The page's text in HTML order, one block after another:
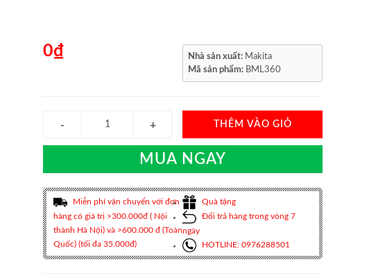
0₫ Nhà sản xuất: Makita
Mã sản phẩm: BML360
THÊM VÀO GIỎ
MUA NGAY
Miễn phí vận chuyển với đơn
hàng có giá trị >300.000đ ( Nội
thành Hà Nội) và >600.000 đ (Toàn
Quốc) (tối đa 35.000đ)
Quà tặng
Đổi trả hàng trong vòng 7
ngày
HOTLINE: 0976288501